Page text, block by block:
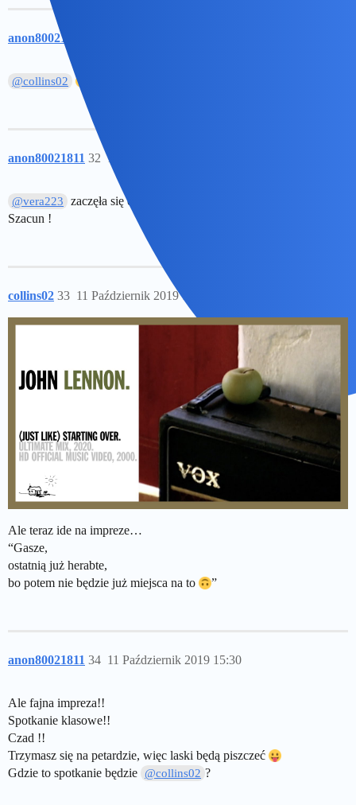
anon80021811
@collins02
anon80021811 11 Październik 2019 15:27
32
@vera223
zaczęła się ostra nauka widzę…
Szacun !
collins02 11 Październik 2019 15:29
33
Ale teraz ide na impreze…
“Gasze,
ostatnią już herabte,
bo potem nie będzie już miejsca na to
”
anon80021811 11 Październik 2019 15:30
34
Ale fajna impreza!!
Spotkanie klasowe!!
Czad !!
Trzymasz się na petardzie, więc laski będą piszczeć
Gdzie to spotkanie będzie @collins02 ?